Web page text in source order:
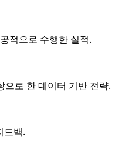
적으로 수행한 실적.
으로 한 데이터 기반 전략.
드백.